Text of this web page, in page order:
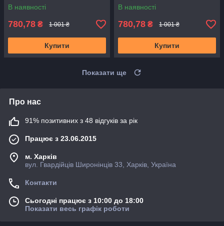
В наявності
780,78 ₴ 1 001 ₴
Купити
В наявності
780,78 ₴ 1 001 ₴
Купити
Показати ще
Про нас
91% позитивних з 48 відгуків за рік
Працює з 23.06.2015
м. Харків
вул. Гвардійців Широнінців 33, Харків, Україна
Контакти
Сьогодні працює з 10:00 до 18:00
Показати весь графік роботи